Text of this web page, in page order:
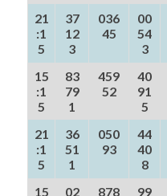
21
:1
5
37
12
3
036
45
00
54
3
15
:1
5
83
79
1
459
52
40
91
5
21
:1
5
36
51
1
050
93
44
40
8
15
02
878
99